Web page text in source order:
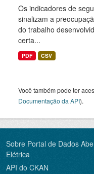
Os indicadores de
sinalizam a
do trabalho
certa...
PDF CSV
Você também pode ter
Documentação da API).
Sobre Portal de Dados
Elétrica
API do CKAN